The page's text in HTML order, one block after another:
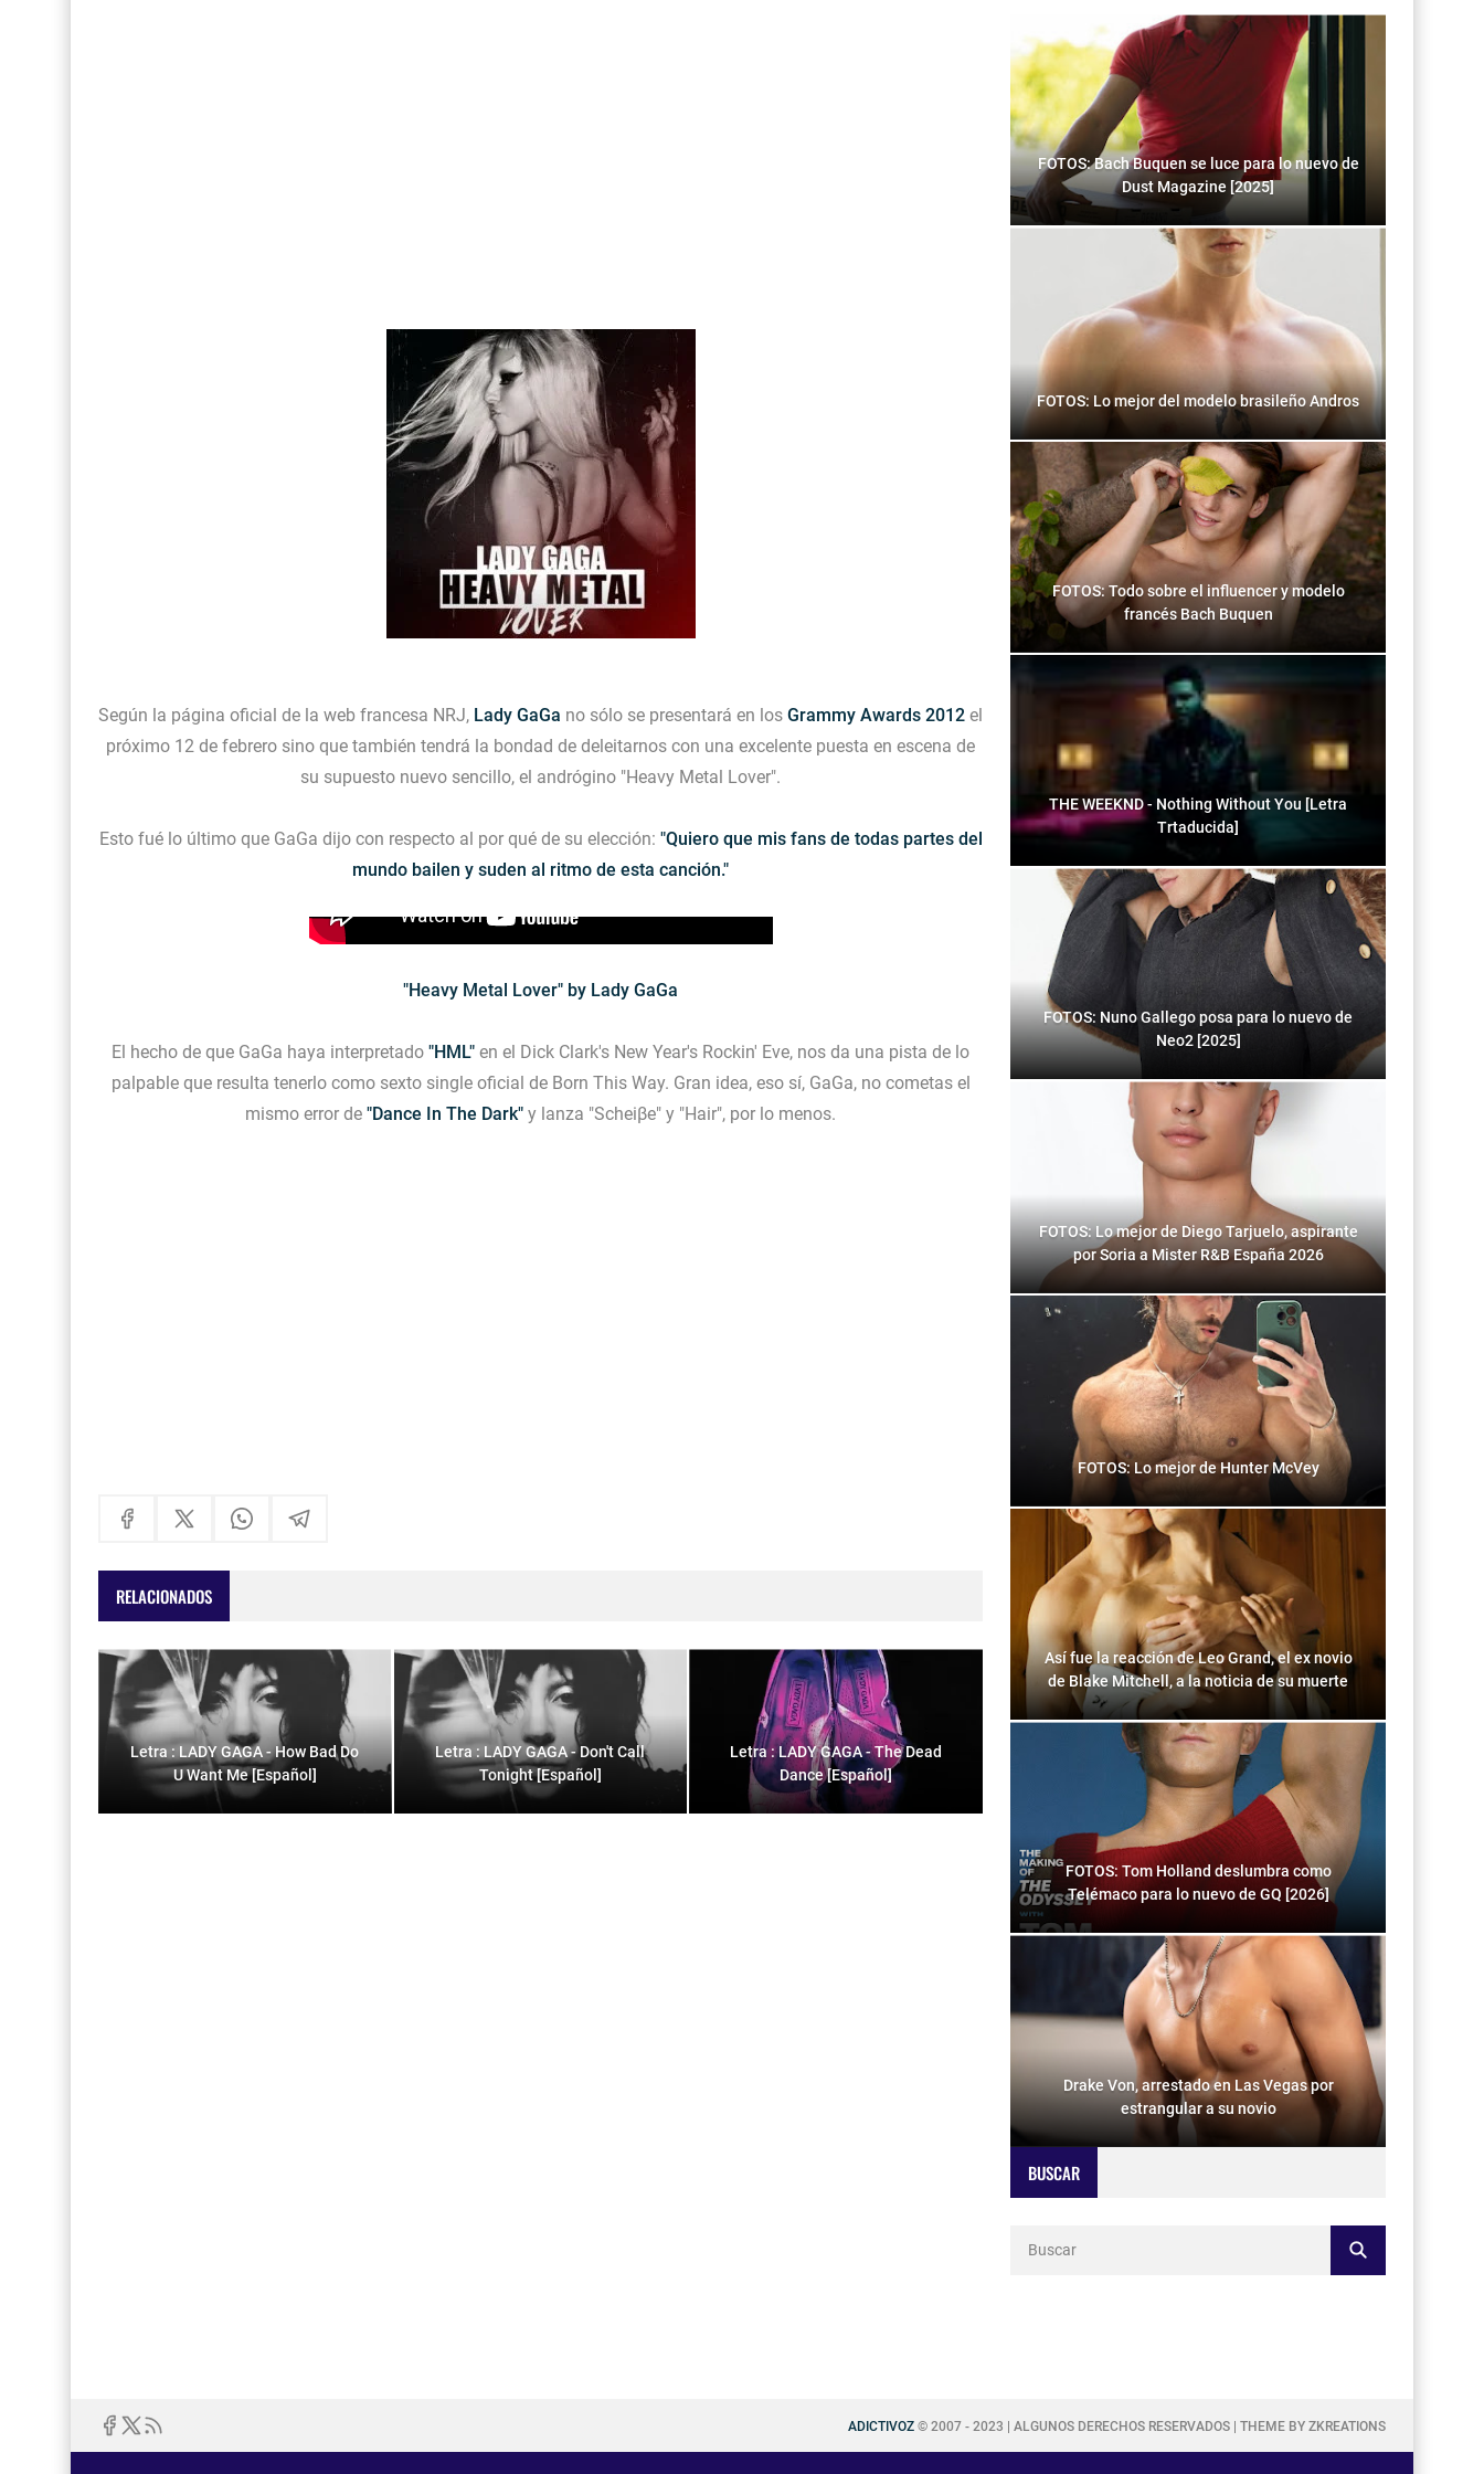
Según la página oficial de la web francesa NRJ, Lady GaGa no sólo se presentará en los Grammy Awards 2012 el
próximo 12 de febrero sino que también tendrá la bondad de deleitarnos con una excelente puesta en escena de
su supuesto nuevo sencillo, el andrógino "Heavy Metal Lover".
Esto fué lo último que GaGa dijo con respecto al por qué de su elección: "Quiero que mis fans de todas partes del
mundo bailen y suden al ritmo de esta canción."
"Heavy Metal Lover" by Lady GaGa
El hecho de que GaGa haya interpretado "HML" en el Dick Clark's New Year's Rockin' Eve, nos da una pista de lo
palpable que resulta tenerlo como sexto single oficial de Born This Way. Gran idea, eso sí, GaGa, no cometas el
mismo error de "Dance In The Dark" y lanza "Scheiβe" y "Hair", por lo menos.
RELACIONADOS
Letra : LADY GAGA - How Bad Do
U Want Me [Español]
Letra : LADY GAGA - Don't Call
Tonight [Español]
Letra : LADY GAGA - The Dead
Dance [Español]
FOTOS: Bach Buquen se luce para lo nuevo de
Dust Magazine [2025]
FOTOS: Lo mejor del modelo brasileño Andros
FOTOS: Todo sobre el influencer y modelo
francés Bach Buquen
THE WEEKND - Nothing Without You [Letra
Trtaducida]
FOTOS: Nuno Gallego posa para lo nuevo de
Neo2 [2025]
FOTOS: Lo mejor de Diego Tarjuelo, aspirante
por Soria a Mister R&B España 2026
FOTOS: Lo mejor de Hunter McVey
Así fue la reacción de Leo Grand, el ex novio
de Blake Mitchell, a la noticia de su muerte
FOTOS: Tom Holland deslumbra como
Telémaco para lo nuevo de GQ [2026]
Drake Von, arrestado en Las Vegas por
estrangular a su novio
BUSCAR
ADICTIVOZ © 2007 - 2023 | ALGUNOS DERECHOS RESERVADOS | THEME BY ZKREATIONS